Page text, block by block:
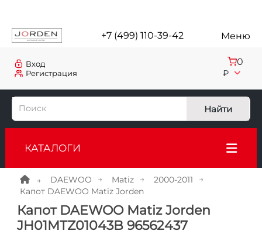
+7 (499) 110-39-42 Меню
Регистрация
Вход 0
₽
Найти
КАТАЛОГИ
DAEWOO Matiz
2000-2011
Капот DAEWOO Matiz Jorden
Капот DAEWOO Matiz Jorden
JH01MTZ01043B 96562437